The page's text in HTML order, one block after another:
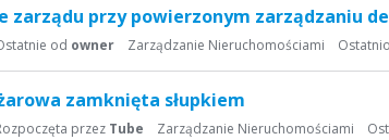
zarządu przy powierzonym zarządzaniu
od owner Zarządzanie Nieruchomościami
zamknięta słupkiem
przez Tube Zarządzanie Nieruchomościami